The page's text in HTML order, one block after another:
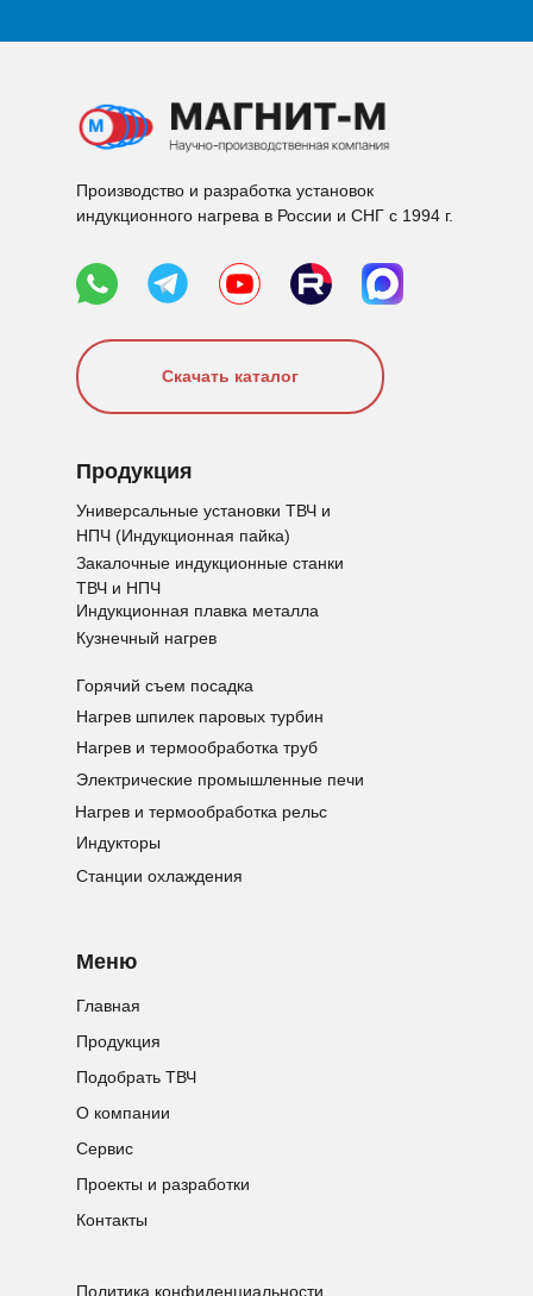
Производство и разработка установок
индукционного нагрева в России и СНГ с 1994 г.
Политика конфиденциальности
Скачать каталог
Продукция
Универсальные установки ТВЧ и
НПЧ (Индукционная пайка)
Закалочные индукционные станки
ТВЧ и НПЧ
Индукционная плавка металла
Кузнечный нагрев
Индукторы
Станции охлаждения
Горячий съем посадка
Нагрев шпилек паровых турбин
Нагрев и термообработка труб
Электрические промышленные печи
Нагрев и термообработка рельс
Сервис
Меню
Главная
Продукция
Подобрать ТВЧ
О компании
Проекты и разработки
Контакты